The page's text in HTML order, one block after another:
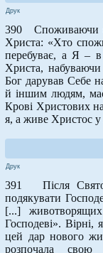
Друк
390 Споживаючи
Христа: «Хто
перебуває, а Я –
Христа,
Бог дарував Себе
й іншим людям,
Крові Христових
я, а живе Христос у
Друк
391 Після
подякувати
[...]
Господеві». Вірні,
цей дар нового
розпочала свою